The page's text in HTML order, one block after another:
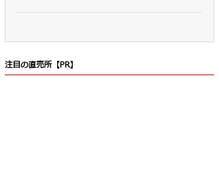
注目の直売所【PR】